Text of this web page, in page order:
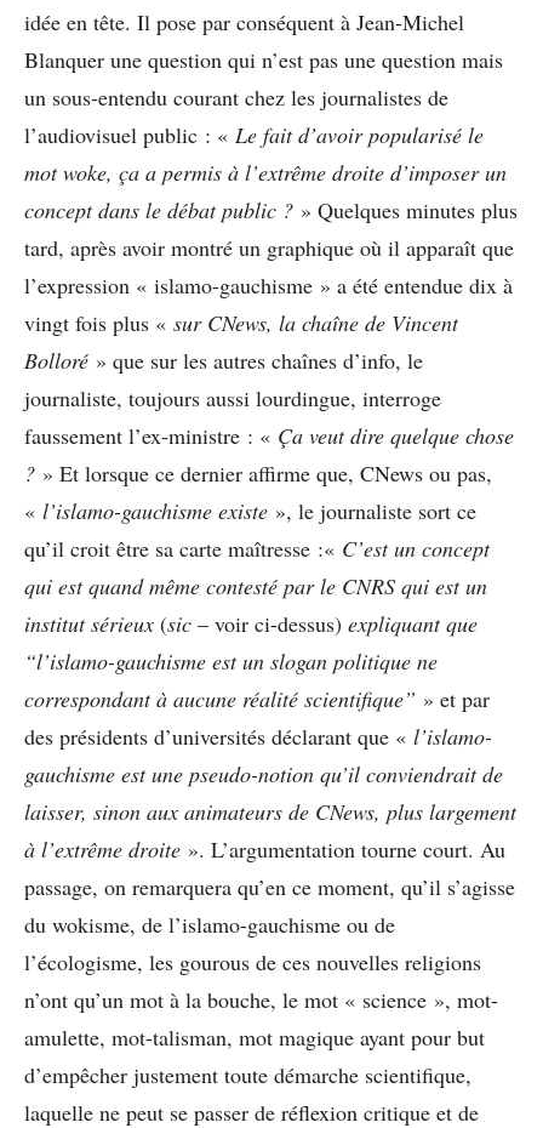
idée en tête. Il pose par conséquent à Jean-Michel
Blanquer une question qui n’est pas une question mais
un sous-entendu courant chez les journalistes de
l’audiovisuel public : « Le fait d’avoir popularisé le
mot woke, ça a permis à l’extrême droite d’imposer un
concept dans le débat public ? » Quelques minutes plus
tard, après avoir montré un graphique où il apparaît que
l’expression « islamo-gauchisme » a été entendue dix à
vingt fois plus « sur CNews, la chaîne de Vincent
Bolloré » que sur les autres chaînes d’info, le
journaliste, toujours aussi lourdingue, interroge
faussement l’ex-ministre : « Ça veut dire quelque chose
? » Et lorsque ce dernier affirme que, CNews ou pas,
« l’islamo-gauchisme existe », le journaliste sort ce
qu’il croit être sa carte maîtresse :« C’est un concept
qui est quand même contesté par le CNRS qui est un
institut sérieux (sic – voir ci-dessus) expliquant que
“l’islamo-gauchisme est un slogan politique ne
correspondant à aucune réalité scientifique” » et par
des présidents d’universités déclarant que « l’islamo-
gauchisme est une pseudo-notion qu’il conviendrait de
laisser, sinon aux animateurs de CNews, plus largement
à l’extrême droite ». L’argumentation tourne court. Au
passage, on remarquera qu’en ce moment, qu’il s’agisse
du wokisme, de l’islamo-gauchisme ou de
l’écologisme, les gourous de ces nouvelles religions
n’ont qu’un mot à la bouche, le mot « science », mot-
amulette, mot-talisman, mot magique ayant pour but
d’empêcher justement toute démarche scientifique,
laquelle ne peut se passer de réflexion critique et de